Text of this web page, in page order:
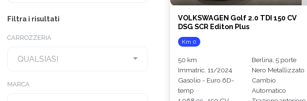
Filtra i risultati
CARROZZERIA
QUALSIASI
MARCA
VOLKSWAGEN Golf 2.0 TDI 150 CV
DSG SCR Editon Plus
Km 0
50 km
Immatric. 11/2024
Gasolio - Euro 6D-
temp
Berlina, 5 porte
Nero Metallizzato
Cambio
Automatico